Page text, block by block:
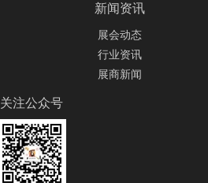
新闻资讯
展会动态
行业资讯
展商新闻
关注公众号